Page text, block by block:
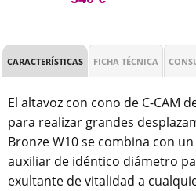
CARACTERÍSTICAS FICHA TÉCNICA
El altavoz con cono de C-CAM
para realizar grandes
Bronze W10 se combina con
auxiliar de idéntico diámetro
exultante de vitalidad a